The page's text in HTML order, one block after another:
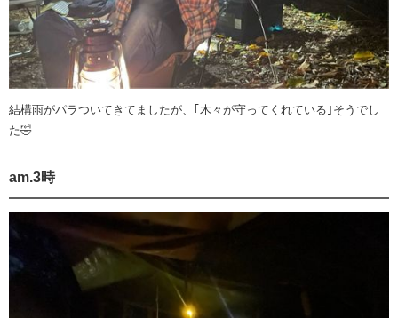
結構雨がパラついてきてましたが、｢木々が守ってくれている｣そうでし
た🤣
am.3時